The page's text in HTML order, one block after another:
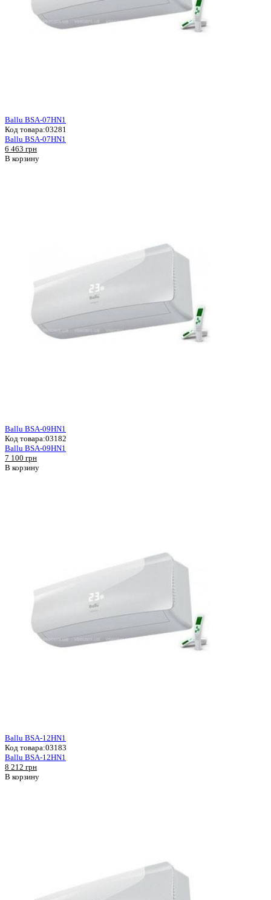
Ballu BSA-07HN1
Код товара:03281
Ballu BSA-07HN1
6 463 грн
В корзину
Ballu BSA-09HN1
Код товара:03182
Ballu BSA-09HN1
7 100 грн
В корзину
Ballu BSA-12HN1
Код товара:03183
Ballu BSA-12HN1
8 212 грн
В корзину